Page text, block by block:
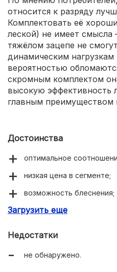
относится к разряду
Комплектовать её
леской) не имеет смысла
тяжёлом зацепе не
динамическим
вероятностью
скромным комплектом
высокую эффективность
главным преимуществом
Достоинства
оптимальное
низкая цена в сегменте;
возможность блеснения;
сплошная неопреновая
Загрузить еще
Недостатки
не обнаружено.